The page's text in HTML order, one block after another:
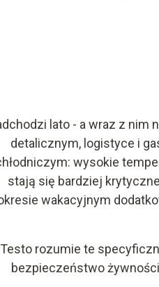
lato - a wraz z nim
detalicznym, logistyce i
wysokie
stają się bardziej
wakacyjnym
Testo rozumie te
bezpieczeństwo